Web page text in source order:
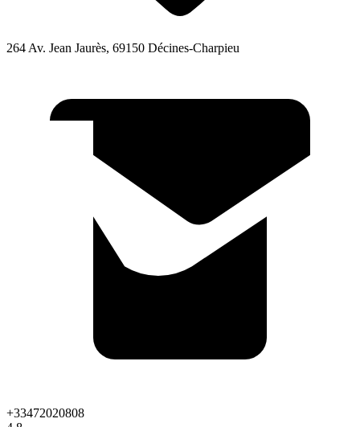
264 Av. Jean Jaurès, 69150 Décines-Charpieu
+33472020808